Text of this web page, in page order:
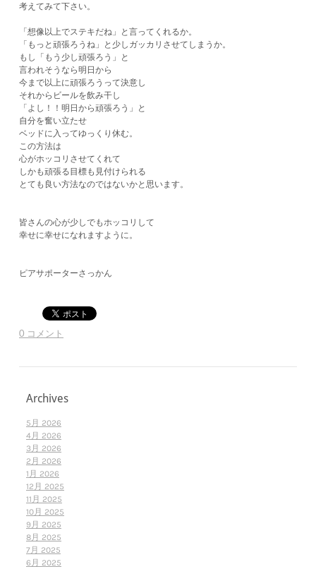
考えてみて下さい。
「想像以上でステキだね」と言ってくれるか。
「もっと頑張ろうね」と少しガッカリさせてしまうか。
もし「もう少し頑張ろう」と
言われそうなら明日から
今まで以上に頑張ろうって決意し
それからビールを飲み干し
「よし！！明日から頑張ろう」と
​自分を奮い立たせ
ベッドに入ってゆっくり休む。
この方法は
心がホッコリさせてくれて
しかも頑張る目標も見付けられる
とても良い方法なのではないかと思います。
皆さんの心が少しでもホッコリして
幸せに幸せになれますように。
ピアサポーターさっかん
0 コメント
Archives
5月 2026
4月 2026
3月 2026
2月 2026
1月 2026
12月 2025
11月 2025
10月 2025
9月 2025
8月 2025
7月 2025
6月 2025